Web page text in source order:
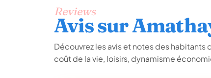
Reviews
Avis sur
Découvrez les avis et notes des habitants
coût de la vie, loisirs, dynamisme